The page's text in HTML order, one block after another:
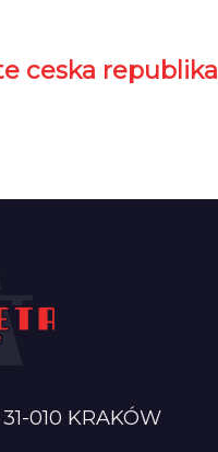
ceska republika
010 KRAKÓW